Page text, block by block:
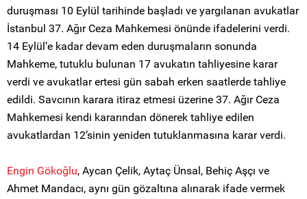
duruşması 10 Eylül tarihinde başladı ve yargılanan avukatlar
İstanbul 37. Ağır Ceza Mahkemesi önünde ifadelerini verdi.
14 Eylül’e kadar devam eden duruşmaların sonunda
Mahkeme, tutuklu bulunan 17 avukatın tahliyesine karar
verdi ve avukatlar ertesi gün sabah erken saatlerde tahliye
edildi. Savcının karara itiraz etmesi üzerine 37. Ağır Ceza
Mahkemesi kendi kararından dönerek tahliye edilen
avukatlardan 12’sinin yeniden tutuklanmasına karar verdi.
Engin Gökoğlu, Aycan Çelik, Aytaç Ünsal, Behiç Aşçı ve
Ahmet Mandacı, aynı gün gözaltına alınarak ifade vermek